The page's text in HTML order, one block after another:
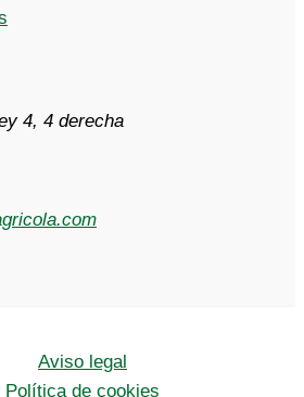
4, 4 derecha
Aviso legal
Política de cookies